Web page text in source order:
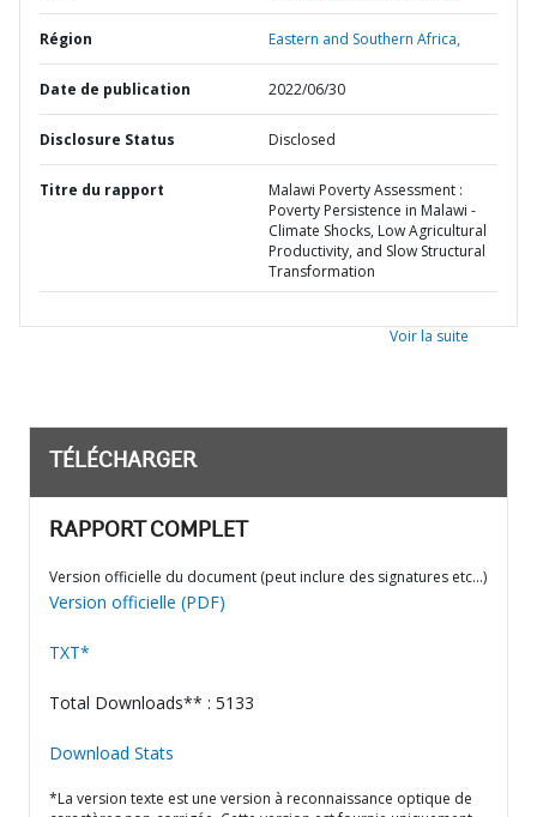
Région Eastern and Southern Africa,
Date de publication 2022/06/30
Disclosure Status Disclosed
Titre du rapport
Malawi Poverty Assessment :
Poverty Persistence in Malawi -
Climate Shocks, Low Agricultural
Productivity, and Slow Structural
Transformation
Voir la suite
TÉLÉCHARGER
RAPPORT COMPLET
Version officielle du document (peut inclure des signatures etc…)
Version officielle (PDF)
TXT*
Total Downloads** : 5133
Download Stats
*La version texte est une version à reconnaissance optique de